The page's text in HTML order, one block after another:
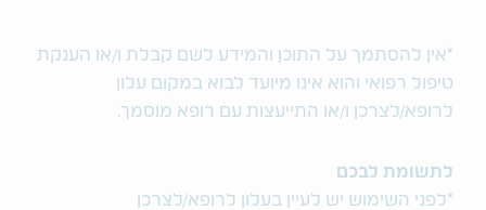
*אין להסתמך על התוכן והמידע לשם קבלת ו/או הענקת
טיפול רפואי והוא אינו מיועד לבוא במקום עלון
לרופא/לצרכן ו/או התייעצות עם רופא מוסמך.
לתשומת לבכם
*לפני השימוש יש לעיין בעלון לרופא/לצרכן